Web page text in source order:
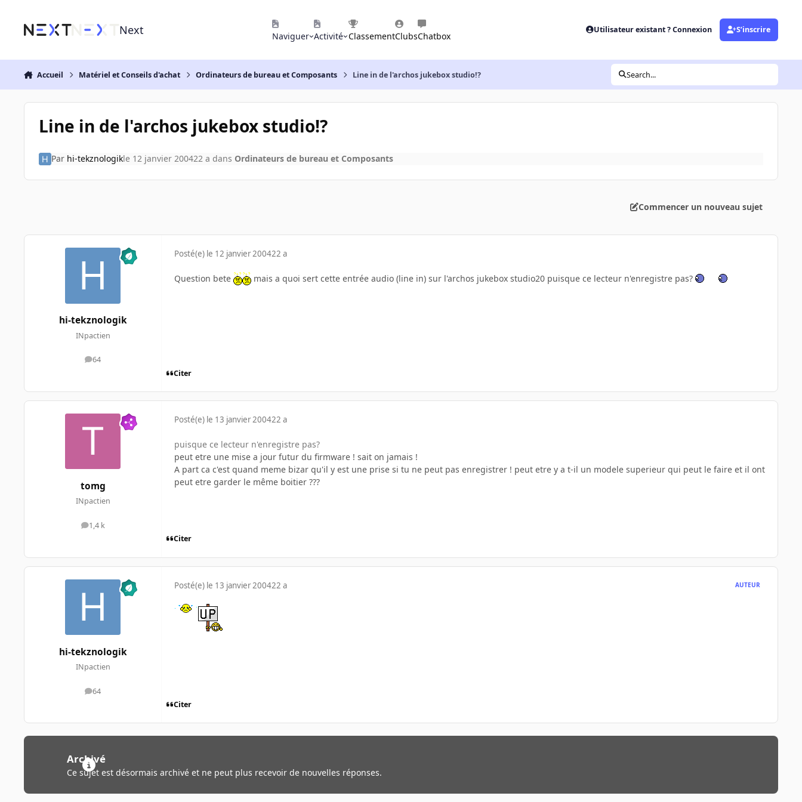
Next Naviguer Activité ClassementClubsChatbox
Utilisateur existant ? Connexion S’inscrire
Accueil Matériel et Conseils d'achat Ordinateurs de bureau et Composants Line in de l'archos jukebox studio!? Search...
Line in de l'archos jukebox studio!?
Par hi-tekznologikle 12 janvier 200422 a dans Ordinateurs de bureau et Composants
Commencer un nouveau sujet
hi-tekznologik
INpactien
64
messages
Posté(e) le 12 janvier 200422 a
Question bete mais a quoi sert cette entrée audio (line in) sur l'archos jukebox studio20 puisque ce lecteur n'enregistre pas?
Citer
tomg
INpactien
1,4 k
messages
Posté(e) le 13 janvier 200422 a
puisque ce lecteur n'enregistre pas?
peut etre une mise a jour futur du firmware ! sait on jamais !
A part ca c'est quand meme bizar qu'il y est une prise si tu ne peut pas enregistrer ! peut etre y a t-il un modele superieur qui peut le faire et il ont
peut etre garder le même boitier ???
Citer
hi-tekznologik
INpactien
64
messages
Posté(e) le 13 janvier 200422 a AUTEUR
Citer
Archivé
Ce sujet est désormais archivé et ne peut plus recevoir de nouvelles réponses.